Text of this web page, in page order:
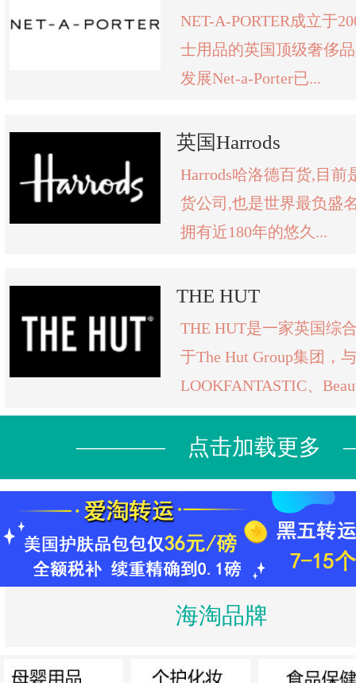
NET-A-PORTER成立于
士用品的英国顶级奢侈
发展Net-a-Porter已...
英国Harrods
Harrods哈洛德百货,目前
货公司,也是世界最负盛
拥有近180年的悠久...
THE HUT
THE HUT是一家英国综
于The Hut Group集团，与
LOOKFANTASTIC、
———— 点击加载更
海淘品牌